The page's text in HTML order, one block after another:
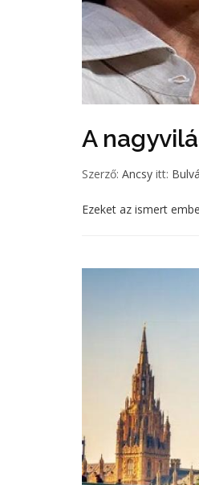
A
Szerző: Ancsy itt:
Ezeket az ismert